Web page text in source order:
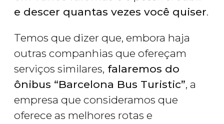
e descer quantas vezes você quiser.
Temos que dizer que, embora haja
outras companhias que ofereçam
serviços similares, falaremos do
ônibus “Barcelona Bus Turistic”, a
empresa que consideramos que
oferece as melhores rotas e